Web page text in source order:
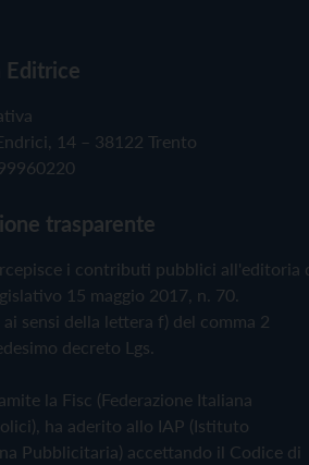
Editrice
14 – 38122 Trento
trasparente
i contributi pubblici all'editoria
15 maggio 2017, n. 70.
ai sensi della lettera f) del comma 2
decreto Lgs.
la Fisc (Federazione Italiana
ha aderito allo IAP (Istituto
Pubblicitaria) accettando il Codice di